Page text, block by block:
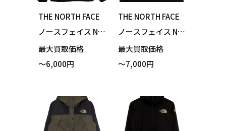
THE NORTH FACE
ノースフェイス NY
W82213 Thunder
Roundneck Jacket
ダウンジャケット
ブラック Mサイズ
最大買取価格
～6,000円
THE NORTH FACE
ノースフェイス NP
W12314 FL Drizzle
Jacket フューチャ
ク Mサイズ ポーチ
付き 買い取りまし
最大買取価格
～7,000円